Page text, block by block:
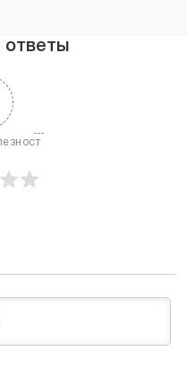
ответы